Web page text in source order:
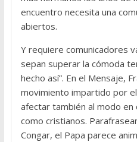
encuentro necesita una
abiertos.
Y requiere comunicadores
sepan superar la cómoda
hecho así”. En el Mensaje,
movimiento impartido por
afectar también al modo en
como cristianos.
Congar, el Papa parece